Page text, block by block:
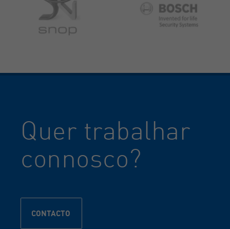
Quer trabalhar
connosco?
CONTACTO